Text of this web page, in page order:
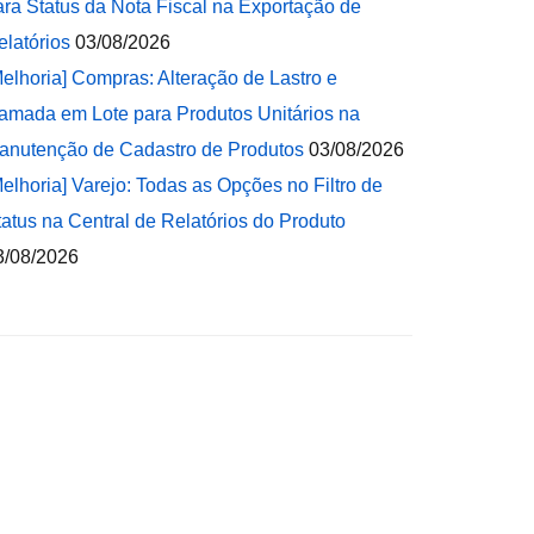
Status da Nota Fiscal na Exportação de
03/08/2026
Compras: Alteração de Lastro e
em Lote para Produtos Unitários na
de Cadastro de Produtos 03/08/2026
Varejo: Todas as Opções no Filtro de
na Central de Relatórios do Produto
08/2026